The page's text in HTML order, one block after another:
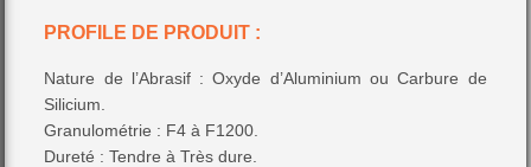
PROFILE DE PRODUIT :
Nature de l’Abrasif : Oxyde d’Aluminium ou Carbure de
Silicium.
Granulométrie : F4 à F1200.
Dureté : Tendre à Très dure.